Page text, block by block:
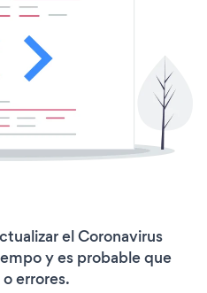
el Coronavirus
y es probable que
errores.